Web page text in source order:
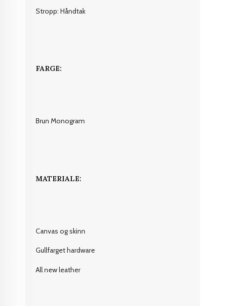
Stropp: Håndtak
FARGE:
Brun Monogram
MATERIALE:
Canvas og skinn
Gullfarget hardware
All new leather